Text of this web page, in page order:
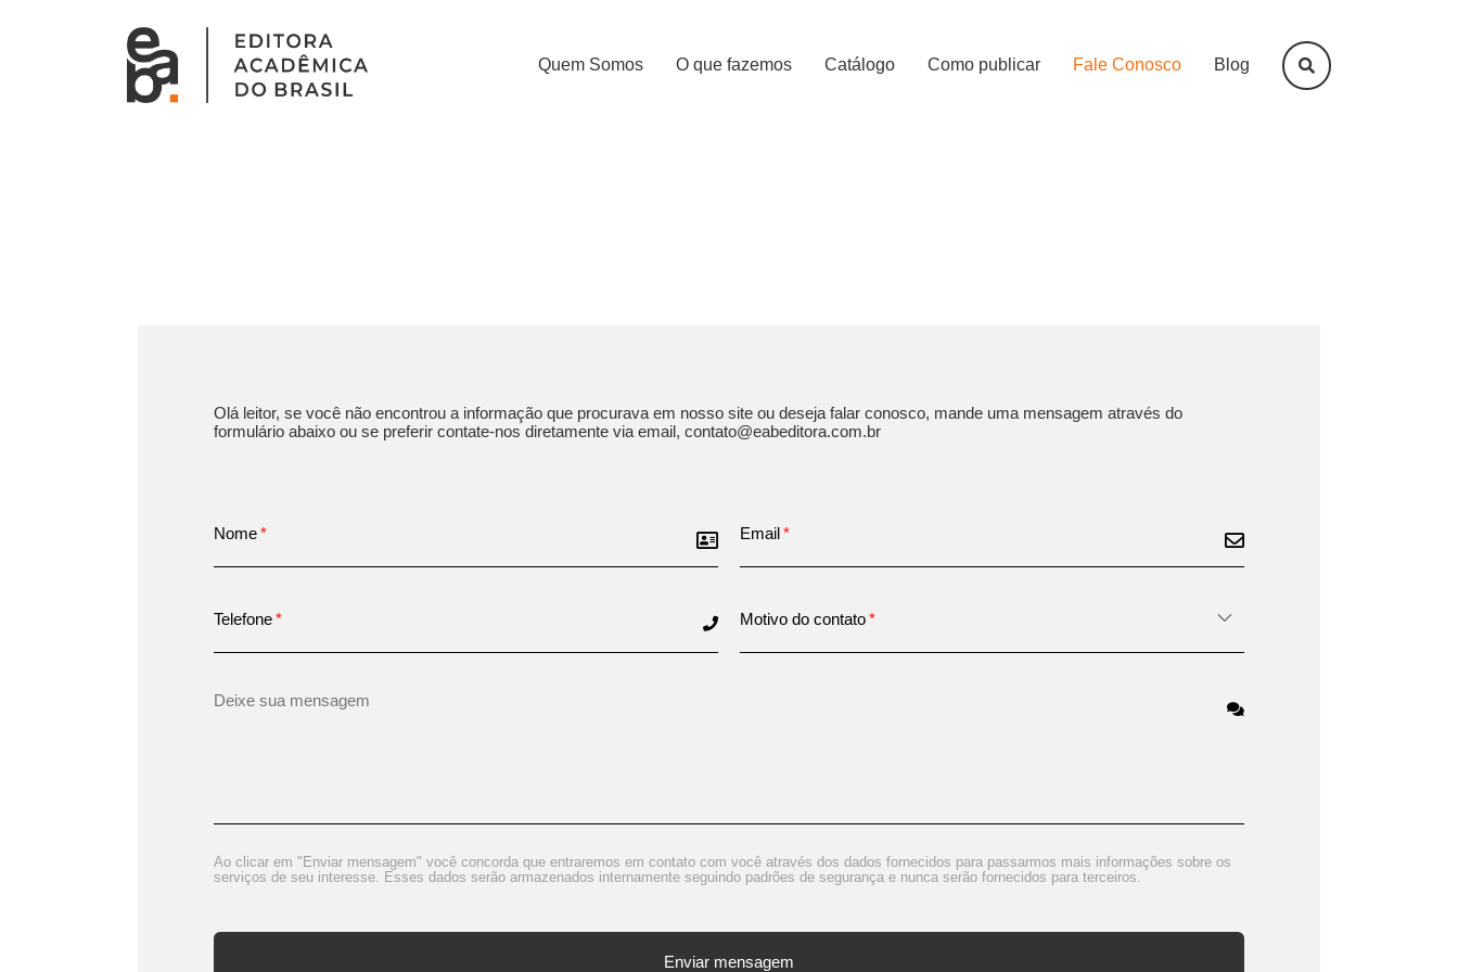
Quem Somos O que fazemos Catálogo Como publicar Fale Conosco Blog
Olá leitor, se você não encontrou a informação que procurava em nosso site ou deseja falar conosco, mande uma mensagem através do
formulário abaixo ou se preferir contate-nos diretamente via email, contato@eabeditora.com.br
Nome Email
Telefone Motivo do contato
Ao clicar em "Enviar mensagem" você concorda que entraremos em contato com você através dos dados fornecidos para passarmos mais informações sobre os
serviços de seu interesse. Esses dados serão armazenados internamente seguindo padrões de segurança e nunca serão fornecidos para terceiros.
Enviar mensagem